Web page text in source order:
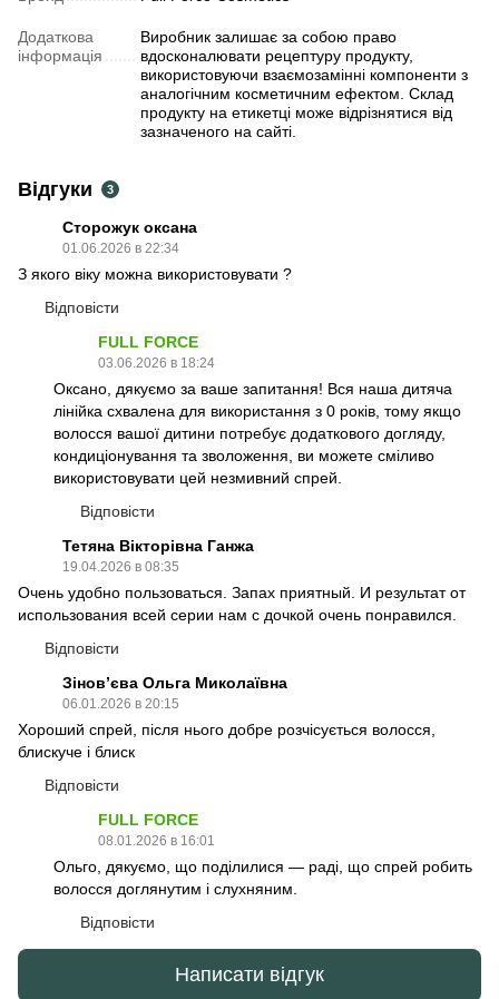
Додаткова
інформація
Виробник залишає за собою право
вдосконалювати рецептуру продукту,
використовуючи взаємозамінні компоненти з
аналогічним косметичним ефектом. Склад
продукту на етикетці може відрізнятися від
зазначеного на сайті.
Відгуки 3
Сторожук оксана
01.06.2026 в 22:34
З якого віку можна використовувати ?
Відповісти
FULL FORCE
03.06.2026 в 18:24
Оксано, дякуємо за ваше запитання! Вся наша дитяча
лінійка схвалена для використання з 0 років, тому якщо
волосся вашої дитини потребує додаткового догляду,
кондиціонування та зволоження, ви можете сміливо
використовувати цей незмивний спрей.
Відповісти
Тетяна Вікторівна Ганжа
19.04.2026 в 08:35
Очень удобно пользоваться. Запах приятный. И результат от
использования всей серии нам с дочкой очень понравился.
Відповісти
Зіновʼєва Ольга Миколаївна
06.01.2026 в 20:15
Хороший спрей, після нього добре розчісується волосся,
блискуче і блиск
Відповісти
FULL FORCE
08.01.2026 в 16:01
Ольго, дякуємо, що поділилися — раді, що спрей робить
волосся доглянутим і слухняним.
Відповісти
Написати відгук